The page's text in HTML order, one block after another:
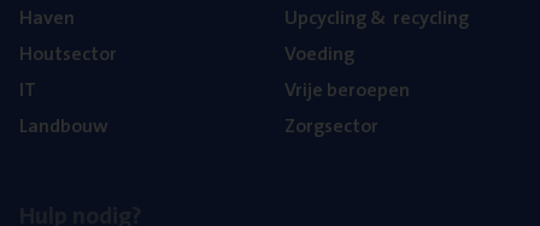
Haven
Hout­sec­tor
IT
Land­bouw
Upcy­cling& recycling
Voe­ding
Vrije beroe­pen
Zorg­sec­tor